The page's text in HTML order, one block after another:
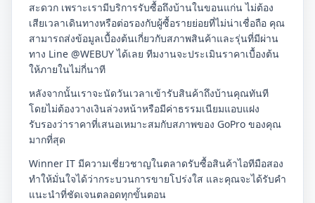
สะดวก เพราะเรามีบริการรับซื้อถึงบ้านในขอนแก่น ไม่ต้อง
เสียเวลาเดินทางหรือต่อรองกับผู้ซื้อรายย่อยที่ไม่น่าเชื่อถือ คุณ
สามารถส่งข้อมูลเบื้องต้นเกี่ยวกับสภาพสินค้าและรุ่นที่มีผ่าน
ทาง Line @WEBUY ได้เลย ทีมงานจะประเมินราคาเบื้องต้น
ให้ภายในไม่กี่นาที
หลังจากนั้นเราจะนัดวันเวลาเข้ารับสินค้าถึงบ้านคุณทันที
โดยไม่ต้องวางเงินล่วงหน้าหรือมีค่าธรรมเนียมแอบแฝง
รับรองว่าราคาที่เสนอเหมาะสมกับสภาพของ GoPro ของคุณ
มากที่สุด
Winner IT มีความเชี่ยวชาญในตลาดรับซื้อสินค้าไอทีมือสอง
ทำให้มั่นใจได้ว่ากระบวนการขายโปร่งใส และคุณจะได้รับคำ
แนะนำที่ชัดเจนตลอดทุกขั้นตอน